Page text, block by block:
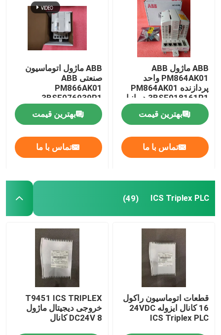
ABB ماژول ABB
PM864AK01 واحد
پردازنده PM864AK01
3BSE018161R1 در انبار
بهترین قیمت
تماس با ما
ABB ماژول اتوماسیون
صنعتی ABB
PM866AK01
3BSE076939R1
پردازنده
بهترین قیمت
تماس با ما
ICS Triplex PLC
(49)
قطعات اتوماسیون راکول
16 کانال ایزوله 24VDC
ICS Triplex PLC
T9451 ICS TRIPLEX
خروجی دیجیتال ماژول
DC24V 8 کانال